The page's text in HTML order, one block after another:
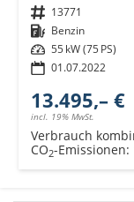
Fahrzeugnr. 13771
Kraftstoff Benzin
Leistung 55 kW (75 PS)
01.07.2022
13.495,– €
incl. 19% MwSt.
Verbrauch
CO2-Emissionen: